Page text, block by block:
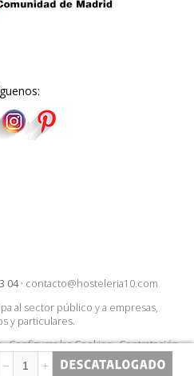
– +
04· contacto@hosteleria10.com
al sector público y a empresas,
y particulares.
·Configurar las Cookies·Contratación